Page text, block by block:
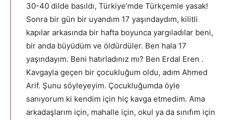
30-40 dilde basıldı, Türkiye’mde Türkçemle yasak!
Sonra bir gün bir uyandım 17 yaşındaydım, kilitli
kapılar arkasında bir hafta boyunca yargıladılar beni,
bir anda büyüdüm ve öldürdüler. Ben hala 17
yaşındayım. Beni hatırladınız mı? Ben Erdal Eren .
Kavgayla geçen bir çocukluğum oldu, adım Ahmed
Arif. Şunu söyleyeyim. Çocukluğumda öyle
sanıyorum ki kendim için hiç kavga etmedim. Ama
arkadaşlarım için, mahalle için, okul ya da sınıfım için